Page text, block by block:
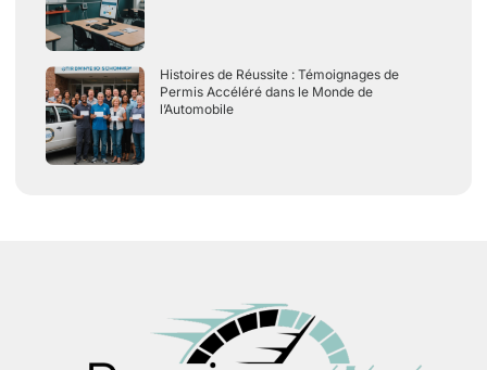
Histoires de Réussite : Témoignages de
Permis Accéléré dans le Monde de
l’Automobile